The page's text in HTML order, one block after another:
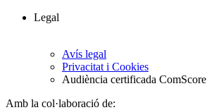
Legal
Avís legal
Privacitat i Cookies
Audiència certificada ComScore
Amb la col·laboració de: